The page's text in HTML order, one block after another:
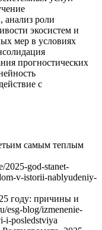
анализ роли
экосистем и
мер в условиях
прогностических
с
самым теплым
2025-god-stanet-
v-istorii-nablyudeniy-
году: причины и
esg-blog/izmenenie-
i-posledstviya